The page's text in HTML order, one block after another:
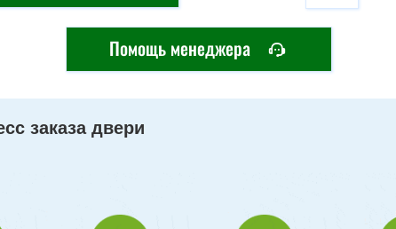
Помощь менеджера
заказа двери